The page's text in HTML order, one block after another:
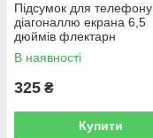
Підсумок для телефону
діагоналлю екрана 6,5
дюймів флектарн
В наявності
325 ₴
Купити